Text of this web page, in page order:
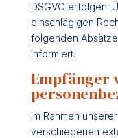
DSGVO erfolgen.
einschlägigen
folgenden
informiert.
Empfänger
Im Rahmen
verschiedenen